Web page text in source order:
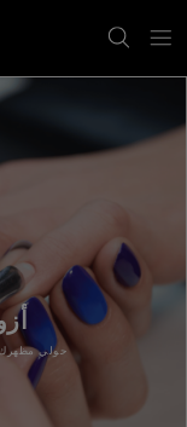
حولي مظهرك